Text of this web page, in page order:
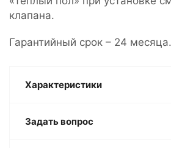
клапана.
Гарантийный срок – 24 месяца.
Характеристики
Задать вопрос